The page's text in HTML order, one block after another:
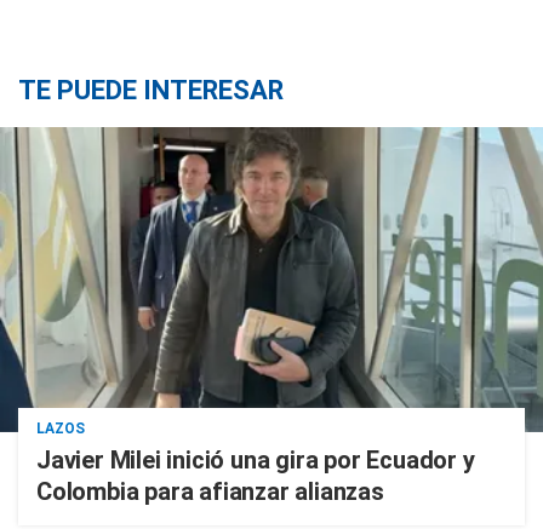
TE PUEDE INTERESAR
LAZOS
Javier Milei inició una gira por Ecuador y
Colombia para afianzar alianzas